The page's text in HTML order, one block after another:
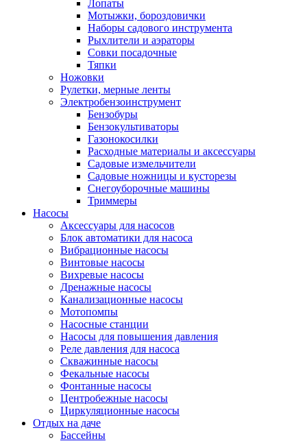
Лопаты
Мотыжки, бороздовички
Наборы садового инструмента
Рыхлители и аэраторы
Совки посадочные
Тяпки
Ножовки
Рулетки, мерные ленты
Электробензоинструмент
Бензобуры
Бензокультиваторы
Газонокосилки
Расходные материалы и аксессуары
Садовые измельчители
Садовые ножницы и кусторезы
Снегоуборочные машины
Триммеры
Насосы
Аксессуары для насосов
Блок автоматики для насоса
Вибрационные насосы
Винтовые насосы
Вихревые насосы
Дренажные насосы
Канализационные насосы
Мотопомпы
Насосные станции
Насосы для повышения давления
Реле давления для насоса
Скважинные насосы
Фекальные насосы
Фонтанные насосы
Центробежные насосы
Циркуляционные насосы
Отдых на даче
Бассейны